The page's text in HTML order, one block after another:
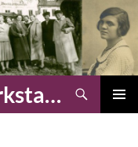
Frauengeschichtswerkstatt Herrenberg